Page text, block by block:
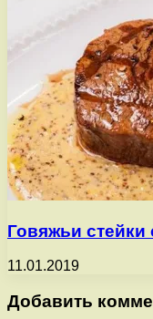
Говяжьи
11.01.2019
Добавить